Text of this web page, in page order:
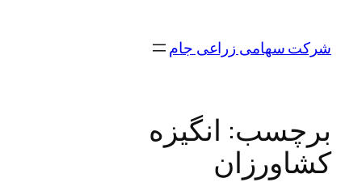
محتواشرکت سهامی زراعی جام
برچسب: انگیزه
کشاورزان